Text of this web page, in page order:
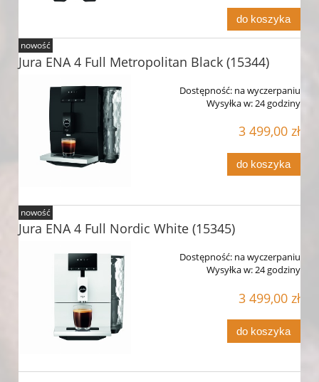
do koszyka
Jura ENA 4 Full Metropolitan Black (15344)
Dostępność: na wyczerpaniu
Wysyłka w:24 godziny
3 499,00 zł
do koszyka
nowość
Jura ENA 4 Full Nordic White (15345)
Dostępność: na wyczerpaniu
Wysyłka w:24 godziny
3 499,00 zł
do koszyka
nowość